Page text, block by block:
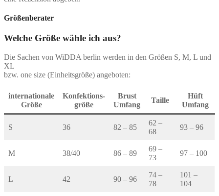
Größenberater
Welche Größe wähle ich aus?
Die Sachen von WiDDA berlin werden in den Größen S, M, L und
XL
bzw. one size (Einheitsgröße) angeboten:
internationale
Größe
Konfektions-
größe
Brust
Umfang
Taille
Hüft
Umfang
S 36 82 – 85
62 –
68
93 – 96
M 38/40 86 – 89
69 –
73
97 – 100
L 42 90 – 96
74 –
78
101 –
104